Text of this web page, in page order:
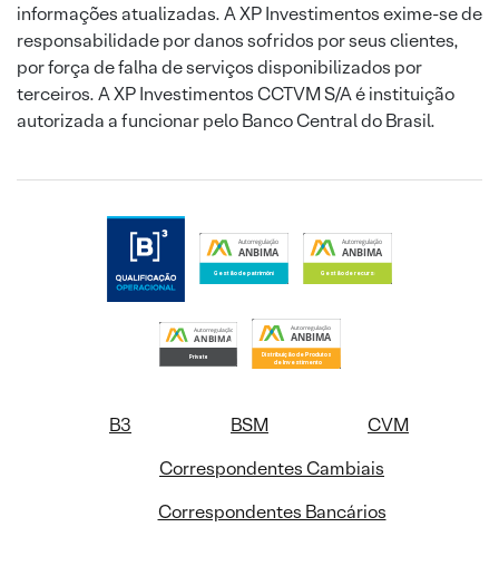
informações atualizadas. A XP Investimentos exime-se de
responsabilidade por danos sofridos por seus clientes,
por força de falha de serviços disponibilizados por
terceiros. A XP Investimentos CCTVM S/A é instituição
autorizada a funcionar pelo Banco Central do Brasil.
B3 BSM
CVM
Correspondentes Cambiais
Correspondentes Bancários